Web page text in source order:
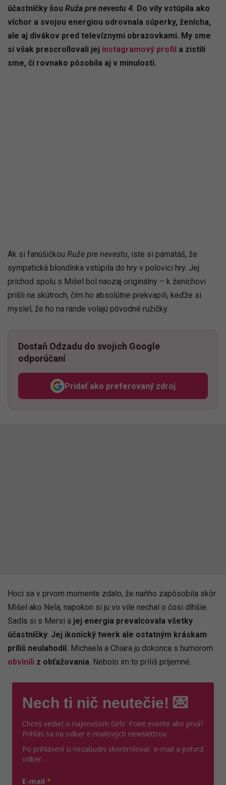
účastníčky šou Ruža pre nevestu 4. Do vily vstúpila ako
víchor a svojou energiou odrovnala súperky, ženícha,
ale aj divákov pred televíznymi obrazovkami. My sme
si však prescrollovali jej instagramový profil a zistili
sme, či rovnako pôsobila aj v minulosti.
Ak si fanúšičkou Ruže pre nevestu, iste si pamätáš, že
sympatická blondínka vstúpila do hry v polovici hry. Jej
príchod spolu s Mišel bol naozaj originálny – k ženíchovi
prišli na skútroch, čím ho absolútne prekvapili, keďže si
myslel, že ho na rande volajú pôvodné ružičky.
Dostaň Odzadu do svojich Google
odporúčaní
Pridať ako preferovaný zdroj
Odzadu, odkaz sa otvorí v
Hoci sa v prvom momente zdalo, že naňho zapôsobila skôr
Mišel ako Nela, napokon si ju vo vile nechal o čosi dlhšie.
Sadla si s Mersi a jej energia prevalcovala všetky
účastníčky Jej ikonický twerk ale ostatným kráskam
príliš neulahodil. Michaela a Chiara ju dokonca s humorom
obvinili z obťažovania . Nebolo im to príliš príjemné.
Nech ti nič neutečie! 💌
Chceš vedieť o najnovšom Girls' Point evente ako prvá?
Prihlás sa na odber e-mailových newslettrov.
Po prihlásení si nezabudni skontrolovať e-mail a potvrď
odber.
E-mail *